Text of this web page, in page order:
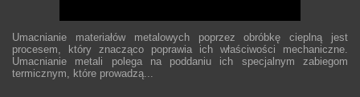
Umacnianie materiałów metalowych poprzez obróbkę cieplną jest
procesem, który znacząco poprawia ich właściwości mechaniczne.
Umacnianie metali polega na poddaniu ich specjalnym zabiegom
termicznym, które prowadzą...